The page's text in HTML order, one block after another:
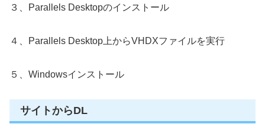
３、Parallels Desktopのインストール
４、Parallels Desktop上からVHDXファイルを実行
５、Windowsインストール
サイトからDL